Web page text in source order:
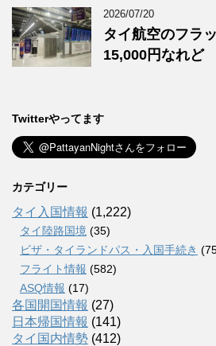
2026/07/20
タイ航空のフラ
15,000円なれど
Twitterやってます
カテゴリー
タイ入国情報 (1,222)
タイ陸路国境 (35)
ビザ・タイランドパス・入国手続き
フライト情報 (582)
ASQ情報 (17)
各国開国情報 (27)
日本帰国情報 (141)
タイ国内情勢 (412)